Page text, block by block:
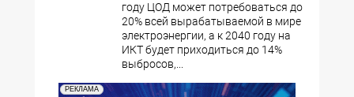
году ЦОД может потребоваться до
20% всей вырабатываемой в мире
электроэнергии, а к 2040 году на
ИКТ будет приходиться до 14%
выбросов,...
РЕКЛАМА